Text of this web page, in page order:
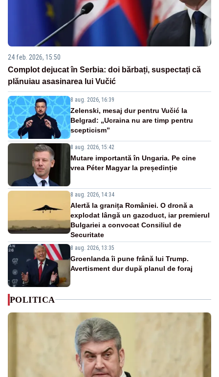
24 feb. 2026, 15:50
Complot dejucat în Serbia: doi bărbați, suspectați că
plănuiau asasinarea lui Vučić
8 aug. 2026, 16:39
Zelenski, mesaj dur pentru Vučić la
Belgrad: „Ucraina nu are timp pentru
scepticism”
8 aug. 2026, 15:42
Mutare importantă în Ungaria. Pe cine
vrea Péter Magyar la președinție
8 aug. 2026, 14:34
Alertă la granița României. O dronă a
explodat lângă un gazoduct, iar premierul
Bulgariei a convocat Consiliul de
Securitate
8 aug. 2026, 13:35
Groenlanda îi pune frână lui Trump.
Avertisment dur după planul de foraj
POLITICA